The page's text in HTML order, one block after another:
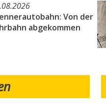
Von der
abgekommen